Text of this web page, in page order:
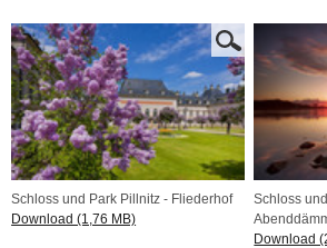
Schloss und Park Pillnitz - Fliederhof
Download (1,76 MB)
Schloss
Download